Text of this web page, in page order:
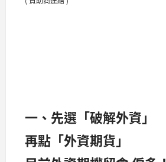
一、先選「破解外資」
再點「外資期貨」